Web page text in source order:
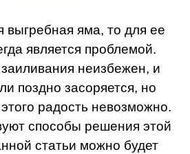
выгребная яма, то для ее
является проблемой.
неизбежен, и
поздно засоряется, но
радость невозможно.
способы решения этой
статьи можно будет